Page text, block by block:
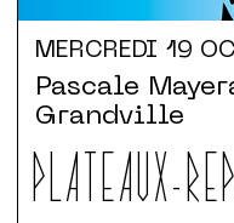
MERCREDI 19
PLATEAUX-
Pascale
Grandville